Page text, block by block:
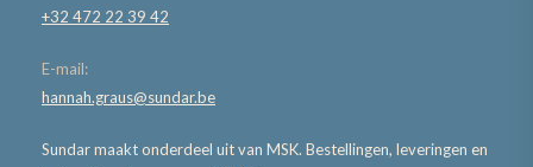
+32 472 22 39 42
E-mail:
hannah.graus@sundar.be
Sundar maakt onderdeel uit van MSK. Bestellingen, leveringen en